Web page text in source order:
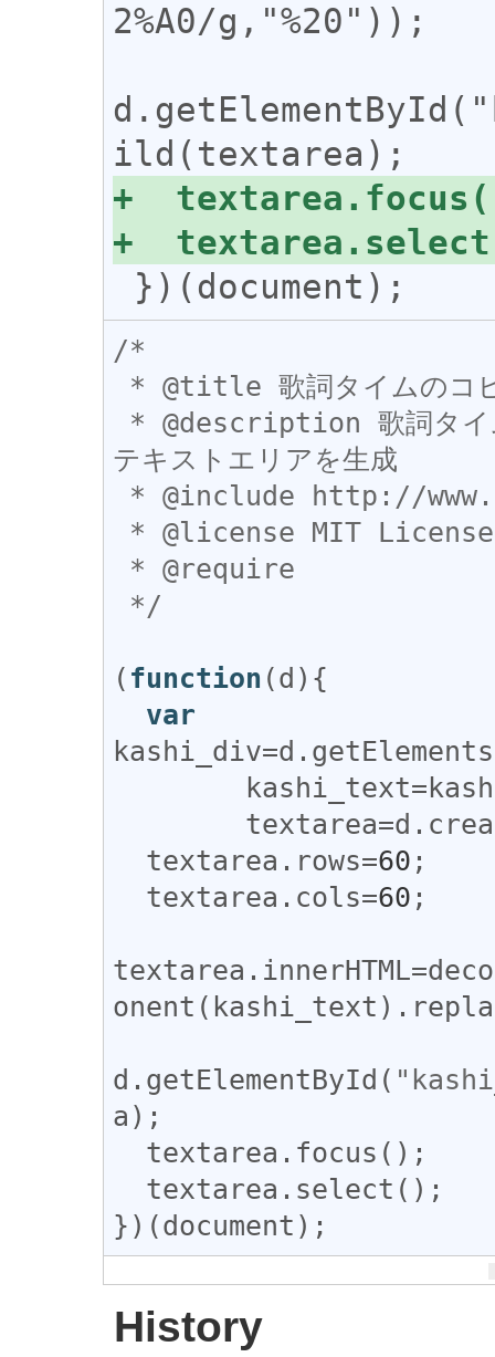
2%A0/g,"%20"));
/*
テキストエリアを生成
*/
( function (d ){
var
kashi_div=d .
kashi_text=
textarea=d .
textarea . rows=60 ;
textarea . cols=60 ;
textarea . innerHTML=
onent ( kashi_text ).
d . getElementById (
a );
textarea . focus ();
textarea . select ();
})(document );
History